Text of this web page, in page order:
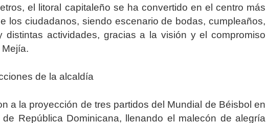
el litoral capitaleño se ha convertido en el centro más
los ciudadanos, siendo escenario de bodas, cumpleaños,
distintas actividades, gracias a la visión y el compromiso
de la alcaldía
a la proyección de tres partidos del Mundial de Béisbol en
República Dominicana, llenando el malecón de alegría